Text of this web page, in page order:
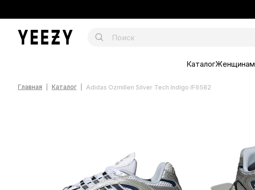
КаталогЖенщинам
Главная Каталог Adidas Ozmillen Silver Tech Indigo IF6582